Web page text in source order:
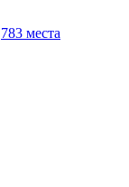
783 места